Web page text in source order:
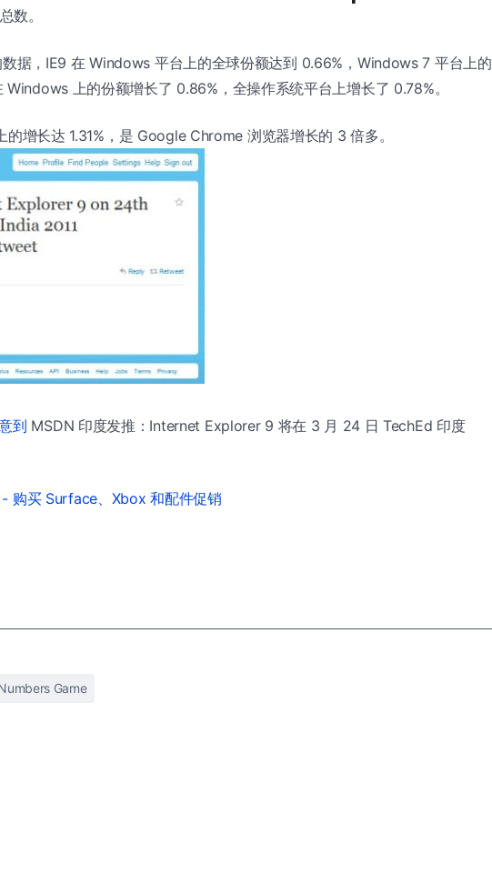
数。
据，IE9 在 Windows 平台上的全球份额达到 0.66%，Windows 7 平台上的
Windows 上的份额增长了 0.86%，全操作系统平台上增长了 0.78%。
增长达 1.31%，是 Google Chrome 浏览器增长的 3 倍多。
到 MSDN 印度发推：Internet Explorer 9 将在 3 月 24 日 TechEd 印度
购买 Surface、Xbox 和配件促销
Game